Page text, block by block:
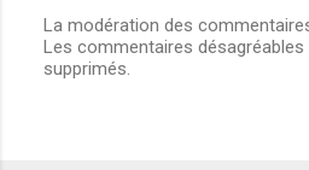
E
n
La modération des
Les commentaires
supprimés.